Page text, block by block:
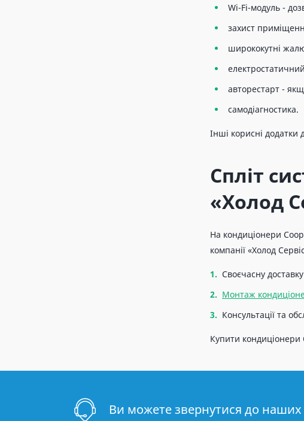
Wi-Fi-модуль -
захист
ширококутні
авторестарт -
самодіагностика.
Інші корисні додатки
Спліт
«Холод
На кондиціонери
компанії «Холод
Своєчасну
Монтаж
Консультації та
Купити
Ви можете звернутися до наших